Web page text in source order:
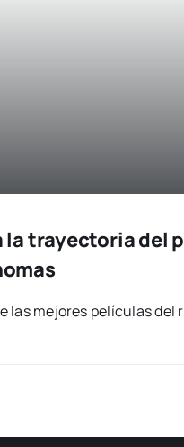
la trayectoria del
las mejo­res pelí­cu­las del